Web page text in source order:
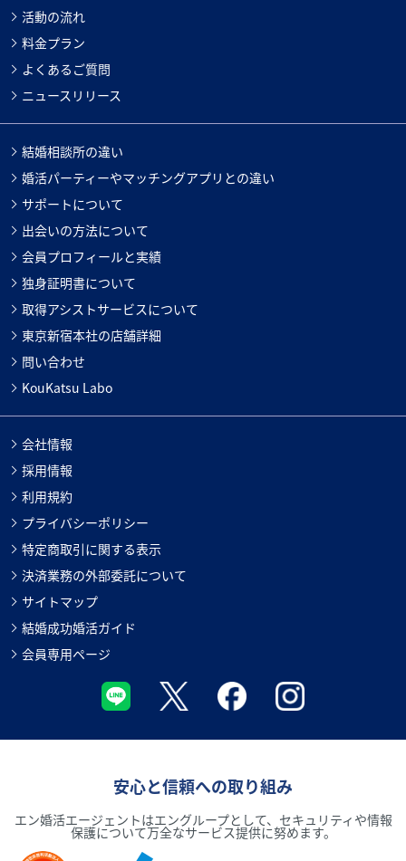
活動の流れ
料金プラン
よくあるご質問
ニュースリリース
結婚相談所の違い
婚活パーティーやマッチングアプリとの違い
サポートについて
出会いの方法について
会員プロフィールと実績
独身証明書について
取得アシストサービスについて
東京新宿本社の店舗詳細
問い合わせ
KouKatsu Labo
会社情報
採用情報
利用規約
プライバシーポリシー
特定商取引に関する表示
決済業務の外部委託について
サイトマップ
結婚成功婚活ガイド
会員専用ページ
安心と信頼への取り組み
エン婚活エージェントはエングループとして、セキュリティや情報
保護について万全なサービス提供に努めます。